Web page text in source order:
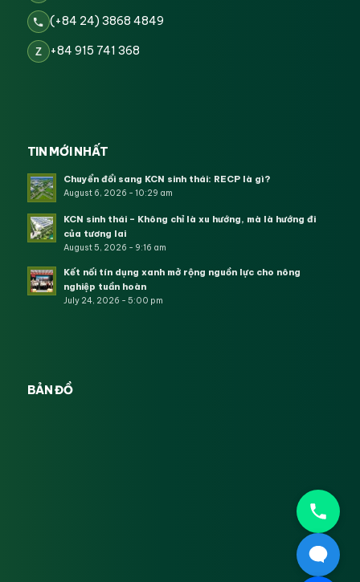
(+84 24) 3868 4849
Z +84 915 741 368
TIN MỚI NHẤT
Chuyển đổi sang KCN sinh thái: RECP là gì?
August 6, 2026 - 10:29 am
KCN sinh thái – Không chỉ là xu hướng, mà là hướng đi
của tương lai
August 5, 2026 - 9:16 am
Kết nối tín dụng xanh mở rộng nguồn lực cho nông
nghiệp tuần hoàn
July 24, 2026 - 5:00 pm
BẢN ĐỒ